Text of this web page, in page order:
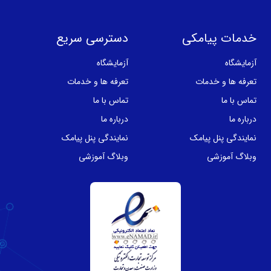
خدمات پیامکی
آزمایشگاه
تعرفه ها و خدمات
تماس با ما
درباره ما
نمایندگی پنل پیامک
وبلاگ آموزشی
دسترسی سریع
آزمایشگاه
تعرفه ها و خدمات
تماس با ما
درباره ما
نمایندگی پنل پیامک
وبلاگ آموزشی